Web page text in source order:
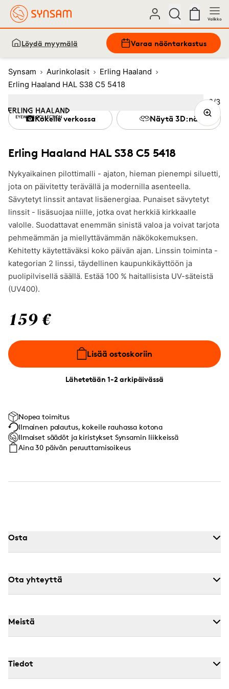
Valikko
Löydä myymälä Varaa näöntarkastus
Synsam Aurinkolasit
Erling Haaland
Erling Haaland HAL S38 C5 5418
Erling Haaland HAL S38 C5 5418
Nykyaikainen pilottimalli - ajaton, hieman pienempi siluetti,
jota on päivitetty terävällä ja modernilla asenteella.
Sävytetyt linssit antavat lisäenergiaa. Punaiset sävytetyt
linssit - lisäsuojaa niille, jotka ovat herkkiä kirkkaalle
valolle. Suodattavat enemmän sinistä valoa ja voivat tarjota
pehmeämmän ja miellyttävämmän näkökokemuksen.
Kehitetty käytettäväksi koko päivän ajan. Linssin toiminta -
kategorian 2 linssi, täydellinen kaupunkikäyttöön ja
puolipilvisellä säällä. Estää 100 % haitallisista UV-säteistä
(UV400).
159 €
Lisää ostoskoriin
Lähetetään 1-2 arkipäivässä
Kokeile verkossa Näytä 3D:nä
Nopea toimitus
Ilmainen palautus, kokeile rauhassa kotona
Ilmaiset säädöt ja kiristykset Synsamin liikkeissä
Aina 30 päivän peruuttamisoikeus
Kuva
2/3
Image1 3
Osta
Ota yhteyttä
Meistä
Tiedot